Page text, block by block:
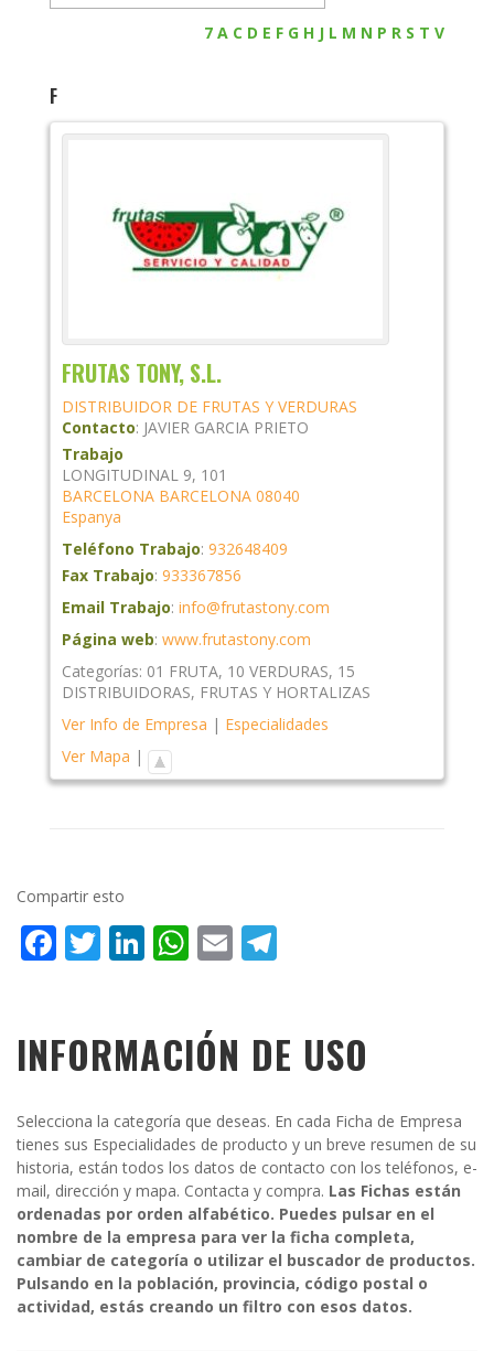
7 A C D E F G H J L M N P R S T V
F
FRUTAS TONY, S.L.
DISTRIBUIDOR DE FRUTAS Y VERDURAS
Contacto: JAVIER GARCIA PRIETO
Trabajo
LONGITUDINAL 9, 101
BARCELONA BARCELONA 08040
Espanya
Teléfono Trabajo: 932648409
Fax Trabajo: 933367856
Email Trabajo: info@frutastony.com
Página web: www.frutastony.com
Categorías: 01 FRUTA, 10 VERDURAS, 15
DISTRIBUIDORAS, FRUTAS Y HORTALIZAS
Ver Info de Empresa | Especialidades
Ver Mapa |
Compartir esto
Facebook
Twitter
LinkedIn
WhatsApp
Email
INFORMACIÓN DE USO
Selecciona la categoría que deseas. En cada Ficha de Empresa
tienes sus Especialidades de producto y un breve resumen de su
historia, están todos los datos de contacto con los teléfonos, e-
mail, dirección y mapa. Contacta y compra. Las Fichas están
ordenadas por orden alfabético. Puedes pulsar en el
nombre de la empresa para ver la ficha completa,
cambiar de categoría o utilizar el buscador de productos.
Pulsando en la población, provincia, código postal o
actividad, estás creando un filtro con esos datos.